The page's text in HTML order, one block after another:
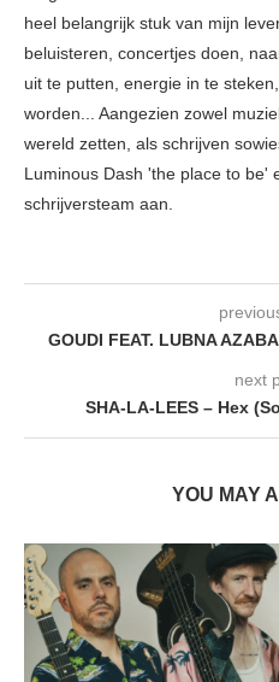
heel belangrijk stuk van mijn
beluisteren, concertjes doen,
uit te putten, energie in te
worden... Aangezien zowel
wereld zetten, als schrijven
Luminous Dash 'the place to be'
schrijversteam aan.
GOUDI FEAT. LUBNA
next
SHA-LA-LEES – Hex
YOU MAY